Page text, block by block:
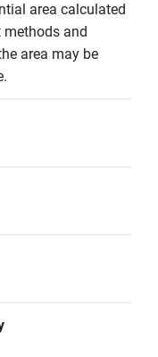
area calculated
methods and
area may be